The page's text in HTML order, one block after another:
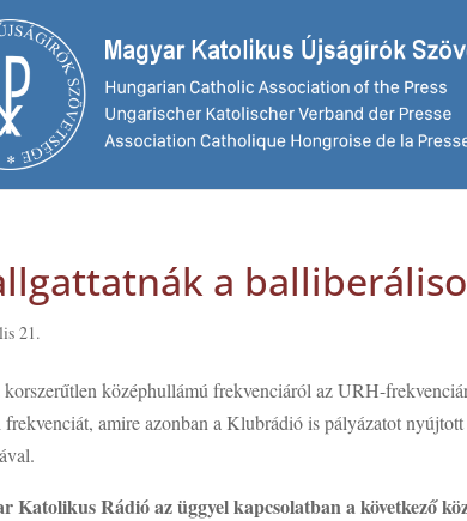
a
21.
középhullámú frekvenciáról az URH-
frekvenciát, amire azonban a Klubrádió is pályázatot
Katolikus Rádió az üggyel kapcsolatban a következő